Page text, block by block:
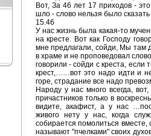
Вот, За 46 лет 17 приходов -
шло - слово нельзя было
15.46
У нас жизнь была какая-то
на кресте. Вот как Господу
мне предлагали, сойди, Мы там
в храме и не проповедовал
говорили - сойди с креста,
крест,……вот это надо идти и
горе, страдание все надо
Народу у нас много всегда,
причастников только в
видите, акафист, а у нас
живого нету у нас, когда
собирается помолиться
называют "пчелками" своих